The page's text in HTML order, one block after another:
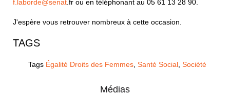
f.laborde@senat .fr ou en téléphonant au 05 61 13 28 90.
J'espère vous retrouver nombreux à cette occasion.
TAGS
Tags Égalité Droits des Femmes Santé Social Société
Médias